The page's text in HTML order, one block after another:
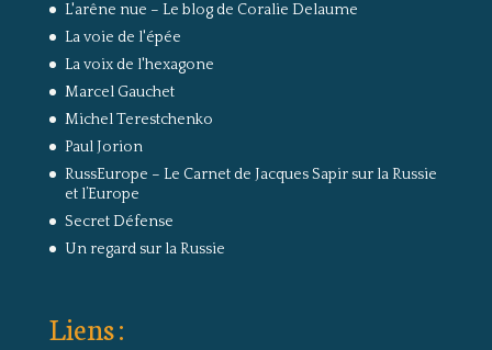
L'arêne nue – Le blog de Coralie Delaume
La voie de l'épée
La voix de l'hexagone
Marcel Gauchet
Michel Terestchenko
Paul Jorion
RussEurope – Le Carnet de Jacques Sapir sur la Russie
et l’Europe
Secret Défense
Un regard sur la Russie
Liens :